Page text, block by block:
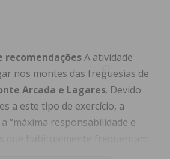
recomendaçõesA atividade
nos montes das freguesias de
Arcada e Lagares. Devido
a este tipo de exercício, a
“máxima responsabilidade e